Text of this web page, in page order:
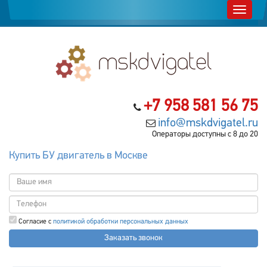
+7 958 581 56 75
info@mskdvigatel.ru
Операторы доступны с 8 до 20
Купить БУ двигатель в Москве
Согласие с политикой обработки персональных данных
Заказать звонок